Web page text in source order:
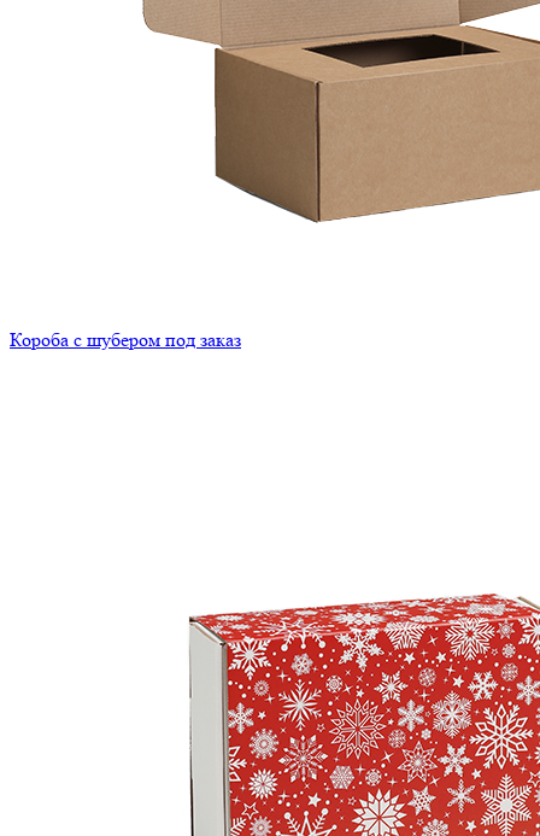
Короба с шубером под заказ